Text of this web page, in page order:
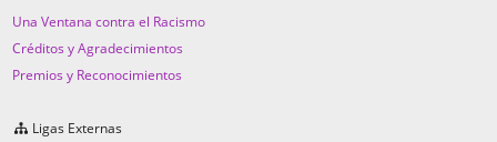
Una Ventana contra el Racismo
Créditos y Agradecimientos
Premios y Reconocimientos
Ligas Externas